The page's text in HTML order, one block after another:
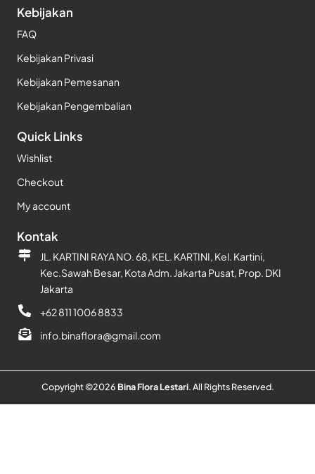
Kebijakan
FAQ
Kebijakan Privasi
Kebijakan Pemesanan
Kebijakan Pengembalian
Quick Links
Wishlist
Checkout
My account
Kontak
JL. KARTINI RAYA NO. 68, KEL. KARTINI, Kel. Kartini,
Kec.Sawah Besar, Kota Adm. Jakarta Pusat, Prop. DKI
Jakarta
+62 811 1006 8833
info.binaflora@gmail.com
Copyright ©2026 Bina Flora Lestari. All Rights Reserved.